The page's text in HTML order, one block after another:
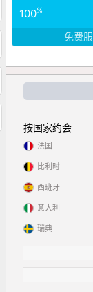
100%
免费
按国家约会
法国
比利时
西班牙
意大利
瑞典